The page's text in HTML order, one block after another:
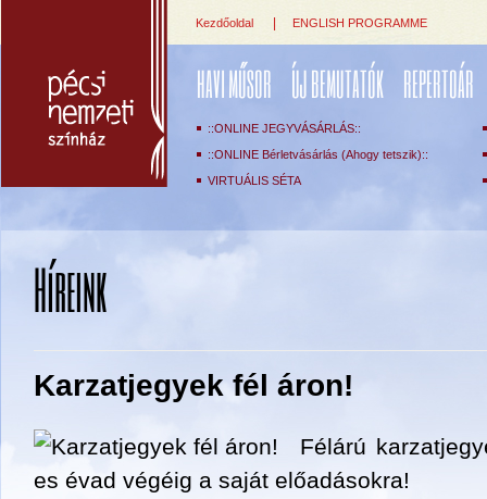
Kezdőoldal ENGLISH PROGRAMME
HAVI MŰSOR ÚJ BEMUTATÓK REPERTOÁR
::ONLINE JEGYVÁSÁRLÁS::
::ONLINE Bérletvásárlás (Ahogy tetszik)::
VIRTUÁLIS SÉTA
Híreink
Karzatjegyek fél áron!
Félárú
es évad végéig a saját előadásokra!